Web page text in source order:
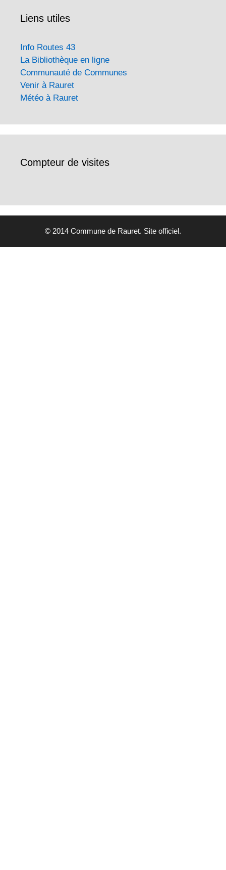
Liens utiles
Info Routes 43
La Bibliothèque en ligne
Communauté de Communes
Venir à Rauret
Météo à Rauret
Compteur de visites
© 2014 Commune de Rauret. Site officiel.